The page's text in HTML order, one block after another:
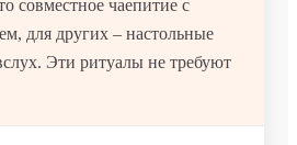
совместное чаепитие с
для других – настольные
Эти ритуалы не требуют